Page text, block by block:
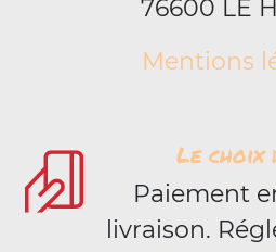
76600 LE
Mentions
Le choix
Paiement
livraison.